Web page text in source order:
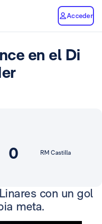
Acceder
en el Di
0 RM Castilla
con un gol
meta.